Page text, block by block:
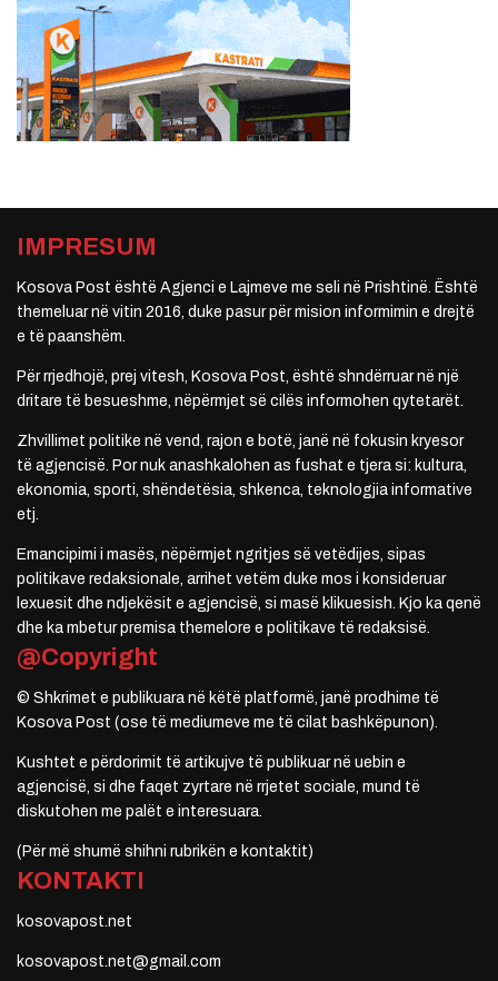
IMPRESUM
Kosova Post është Agjenci e Lajmeve me seli në Prishtinë. Është
themeluar në vitin 2016, duke pasur për mision informimin e drejtë
e të paanshëm.
Për rrjedhojë, prej vitesh, Kosova Post, është shndërruar në një
dritare të besueshme, nëpërmjet së cilës informohen qytetarët.
Zhvillimet politike në vend, rajon e botë, janë në fokusin kryesor
të agjencisë. Por nuk anashkalohen as fushat e tjera si: kultura,
ekonomia, sporti, shëndetësia, shkenca, teknologjia informative
etj.
Emancipimi i masës, nëpërmjet ngritjes së vetëdijes, sipas
politikave redaksionale, arrihet vetëm duke mos i konsideruar
lexuesit dhe ndjekësit e agjencisë, si masë klikuesish. Kjo ka qenë
dhe ka mbetur premisa themelore e politikave të redaksisë.
@Copyright
© Shkrimet e publikuara në këtë platformë, janë prodhime të
Kosova Post (ose të mediumeve me të cilat bashkëpunon).
Kushtet e përdorimit të artikujve të publikuar në uebin e
agjencisë, si dhe faqet zyrtare në rrjetet sociale, mund të
diskutohen me palët e interesuara.
(Për më shumë shihni rubrikën e kontaktit)
KONTAKTI
kosovapost.net
kosovapost.net@gmail.com